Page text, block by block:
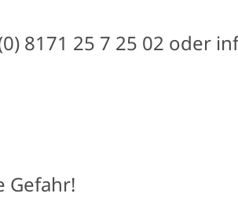
8171 25 7 25 02 oder
Gefahr!